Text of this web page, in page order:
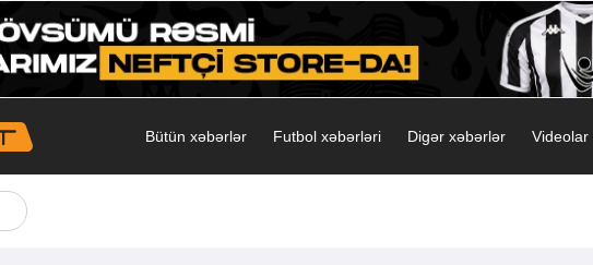
Bütün xəbərlər Futbol xəbərləri Digər xəbərlər Videolar